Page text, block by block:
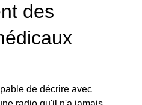
des
de décrire avec